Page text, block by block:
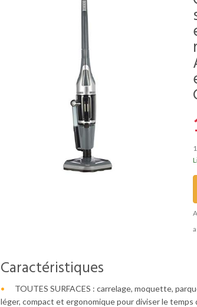
Caractéristiques
TOUTES SURFACES : carrelage, moquette,
léger, compact et ergonomique pour diviser le